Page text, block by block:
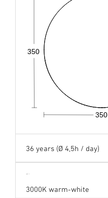
350
350
36 years (Ø 4,5h / day)
3000K warm-white